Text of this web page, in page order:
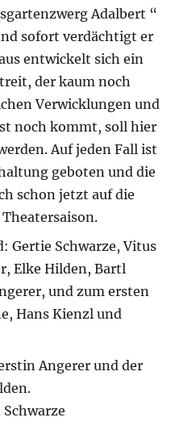
Adalbert “
sofort verdächtigt er
entwickelt sich ein
der kaum noch
Verwicklungen und
noch kommt, soll hier
Auf jeden Fall ist
geboten und die
schon jetzt auf die
Gertie Schwarze, Vitus
Elke Hilden, Bartl
und zum ersten
Hans Kienzl und
Angerer und der